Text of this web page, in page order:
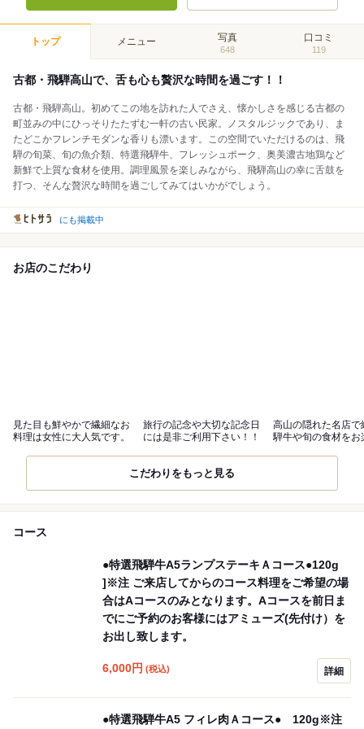
トップ メニュー 写真
648
口コミ
119
古都・飛騨高山で、舌も心も贅沢な時間を過ごす！！
古都・飛騨高山。初めてこの地を訪れた人でさえ、懐かしさを感じる古都の
町並みの中にひっそりたたずむ一軒の古い民家。ノスタルジックであり、ま
たどこかフレンチモダンな香りも漂います。この空間でいただけるのは、飛
騨の旬菜、旬の魚介類、特選飛騨牛、フレッシュポーク、奥美濃古地鶏など
新鮮で上質な食材を使用。調理風景を楽しみながら、飛騨高山の幸に舌鼓を
打つ、そんな贅沢な時間を過ごしてみてはいかがでしょう。
にも掲載中
お店のこだわり
見た目も鮮やかで繊細なお
料理は女性に大人気です。
旅行の記念や大切な記念日
には是非ご利用下さい！！
高山の隠れた名店で
騨牛や旬の食材をお
こだわりをもっと見る
コース
●特選飛騨牛A5ランプステーキＡコース●120g
]※注 ご来店してからのコース料理をご希望の場
合はAコースのみとなります。Aコースを前日ま
でにご予約のお客様にはアミューズ(先付け）を
お出し致します。
6,000円 (税込) 詳細
●特選飛騨牛A5 フィレ肉Ａコース● 120g※注